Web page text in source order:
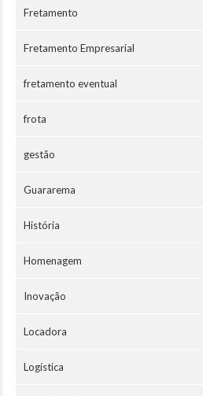
Fretamento
Fretamento Empresarial
fretamento eventual
frota
gestão
Guararema
História
Homenagem
Inovação
Locadora
Logística